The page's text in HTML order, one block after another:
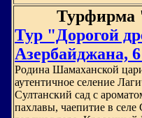
Тур "Дорогой
Азербайджана,
Родина Шамаханской
аутентичное селение
Султанский сад с
пахлавы, чаепитие в